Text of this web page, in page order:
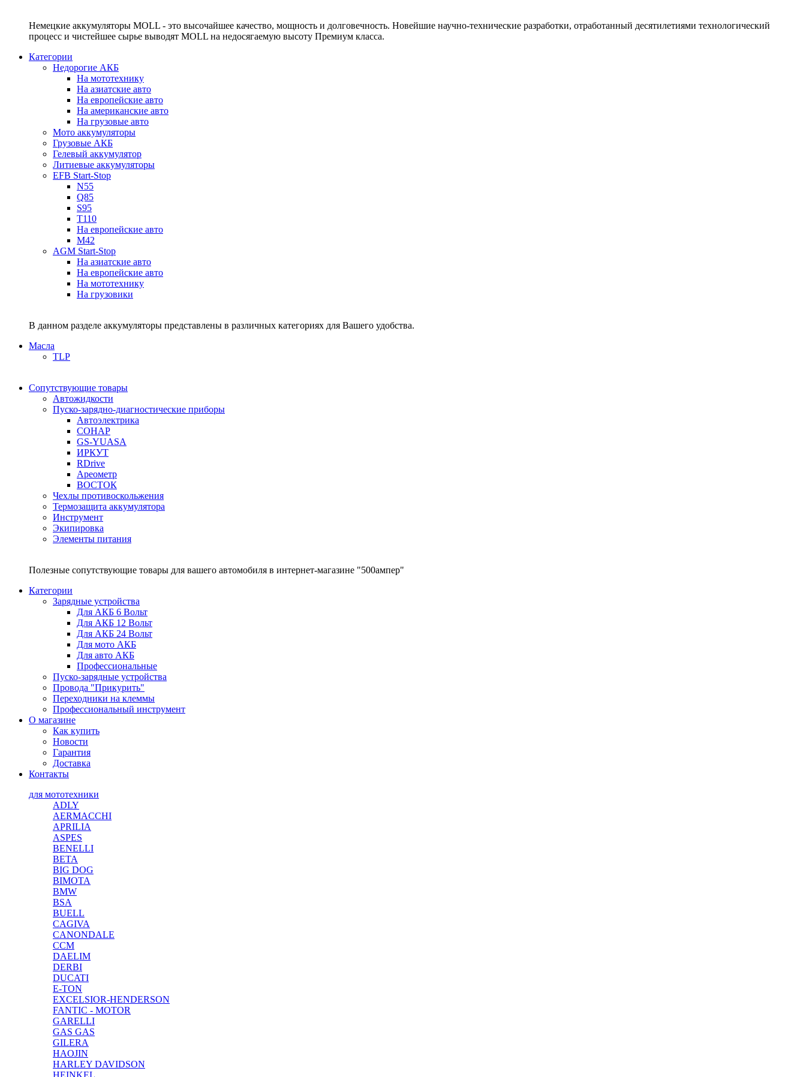
Немецкие аккумуляторы MOLL - это высочайшее качество, мощность и долговечность. Новейшие научно-технические разработки, отработанный десятилетиями технологический
процесс и чистейшее сырье выводят MOLL на недосягаемую высоту Премиум класса.
Категории
Недорогие АКБ
На мототехнику
На азиатские авто
На европейские авто
На американские авто
На грузовые авто
Мото аккумуляторы
Грузовые АКБ
Гелевый аккумулятор
Литиевые аккумуляторы
EFB Start-Stop
N55
Q85
S95
T110
На европейские авто
M42
AGM Start-Stop
На азиатские авто
На европейские авто
На мототехнику
На грузовики
В данном разделе аккумуляторы представлены в различных категориях для Вашего удобства.
Масла
TLP
Сопутствующие товары
Автожидкости
Пуско-зарядно-диагностические приборы
Автоэлектрика
СОНАР
GS-YUASA
ИРКУТ
RDrive
Ареометр
ВОСТОК
Чехлы противоскольжения
Термозащита аккумулятора
Инструмент
Экипировка
Элементы питания
Полезные сопутствующие товары для вашего автомобиля в интернет-магазине "500ампер"
Категории
Зарядные устройства
Для АКБ 6 Вольт
Для АКБ 12 Вольт
Для АКБ 24 Вольт
Для мото АКБ
Для авто АКБ
Профессиональные
Пуско-зарядные устройства
Провода "Прикурить"
Переходники на клеммы
Профессиональный инструмент
О магазине
Как купить
Новости
Гарантия
Доставка
Контакты
для мототехники
ADLY
AERMACCHI
APRILIA
ASPES
BENELLI
BETA
BIG DOG
BIMOTA
BMW
BSA
BUELL
CAGIVA
CANONDALE
CCM
DAELIM
DERBI
DUCATI
E-TON
EXCELSIOR-HENDERSON
FANTIC - MOTOR
GARELLI
GAS GAS
GILERA
HAOJIN
HARLEY DAVIDSON
HEINKEL